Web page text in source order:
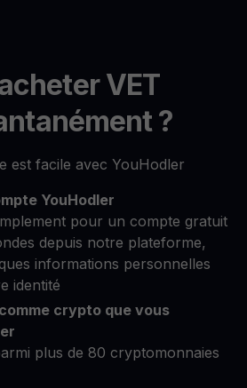
VET
?
est facile avec YouHodler
YouHodler
pour un compte gratuit
depuis notre plateforme,
informations personnelles
identité
crypto que vous
plus de 80 cryptomonnaies